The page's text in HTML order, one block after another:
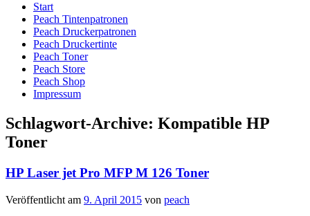
Start
Peach Tintenpatronen
Peach Druckerpatronen
Peach Druckertinte
Peach Toner
Peach Store
Peach Shop
Impressum
Schlagwort-Archive: Kompatible HP
Toner
HP Laser jet Pro MFP M 126 Toner
Veröffentlicht am 9. April 2015 von peach